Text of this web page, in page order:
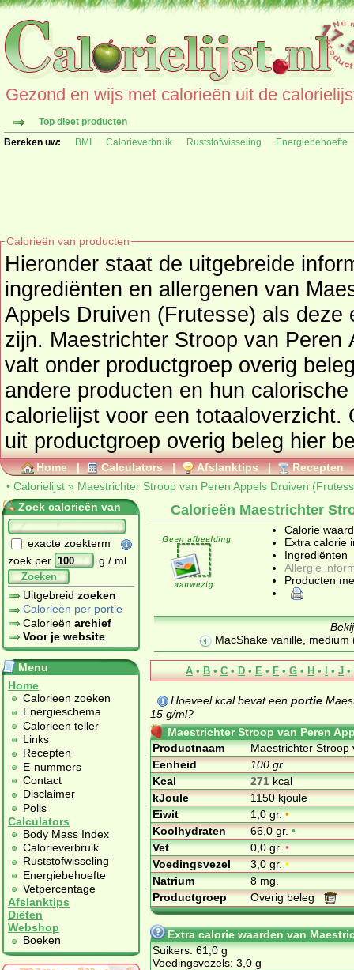
Gezond en wijs met calorieën uit de
Top dieet producten
Bereken uw:
BMI Calorieverbruik Ruststofwisseling Energiebehoefte
Calorieën van producten
Hieronder staat de uitgebreide
ingrediënten en allergenen van Maestrichter Stroop van Peren
Appels Druiven (Frutesse) als deze
zijn. Maestrichter Stroop van Peren
valt onder productgroep overig
andere producten en hun calorische
calorielijst voor een totaaloverzicht.
uit productgroep overig beleg hier
Home | Calculators | Afslanktips | Recepten
• Calorielijst » Maestrichter Stroop van Peren Appels Druiven
Zoek calorieën van
exacte zoekterm
zoek per
g / ml
Zoeken
Uitgebreid zoeken
Calorieën per portie
Calorieën archief
Voor je website
Menu
Home
Calorieen zoeken
Energieschema
Calorieen teller
Links
Recepten
E-nummers
Contact
Disclaimer
Polls
Calculators
Body Mass Index
Calorieverbruik
Ruststofwisseling
Energiebehoefte
Vetpercentage
Afslanktips
Diëten
Webshop
Boeken
Calorieën Maestrichter
Calorie
Extra calorie
Ingrediënten
Allergie
Producten
MacShake vanille, medium
A • B • C • D • E • F • G • H • I • J •
Hoeveel kcal bevat een portie
15 g/ml?
Maestrichter Stroop van Peren
Productnaam
Maestrichter Stroop
Eenheid
100 gr.
Kcal
271kcal
kJoule
1150 kjoule
Eiwit
1,0 gr.•
Koolhydraten
66,0 gr.•
Vet
0,0 gr.•
Voedingsvezel
3,0 gr.•
Natrium
8 mg.
Productgroep
Overig beleg
Extra calorie waarden van
Suikers: 61,0 g
Voedingsvezels: 3,0 g